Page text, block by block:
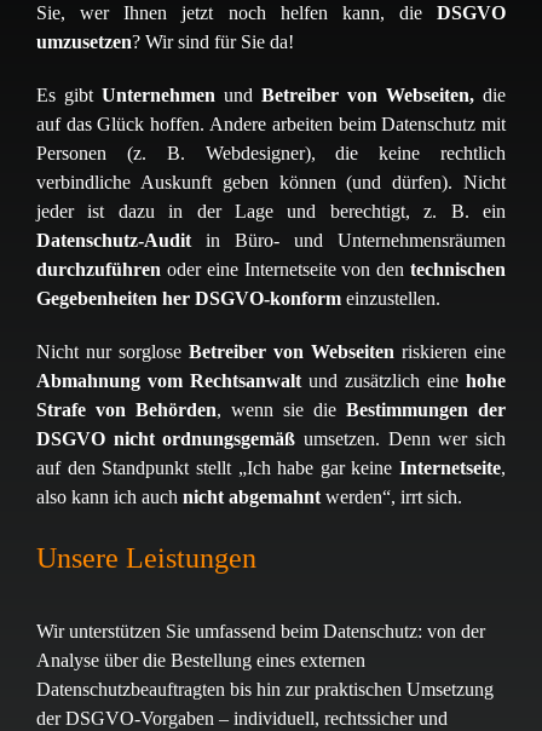
Sie, wer Ihnen jetzt noch helfen kann, dieDSGVO
umzusetzen? Wir sind für Sie da!
Es gibt UnternehmenundBetreiber von Webseiten,die
auf das Glück hoffen. Andere arbeiten beim Datenschutz mit
Personen (z. B. Webdesigner), die keine rechtlich
verbindliche Auskunft geben können (und dürfen). Nicht
jeder ist dazu in der Lage und berechtigt, z. B. ein
Datenschutz-Auditin Büro- und Unternehmensräumen
durchzuführen oder eine Internetseite von dentechnischen
Gegebenheiten her DSGVO-konformeinzustellen.
Nicht nur sorglose Betreiber von Webseiten riskieren eine
Abmahnung vom Rechtsanwalt und zusätzlich einehohe
Strafe von Behörden, wenn sie dieBestimmungen der
DSGVO nicht ordnungsgemäß umsetzen. Denn wer sich
auf den Standpunkt stellt „Ich habe gar keineInternetseite,
also kann ich auch nicht abgemahntwerden“, irrt sich.
Unsere Leistungen
Wir unterstützen Sie umfassend beim Datenschutz: von der
Analyse über die Bestellung eines externen
Datenschutzbeauftragten bis hin zur praktischen Umsetzung
der DSGVO-Vorgaben – individuell, rechtssicher und